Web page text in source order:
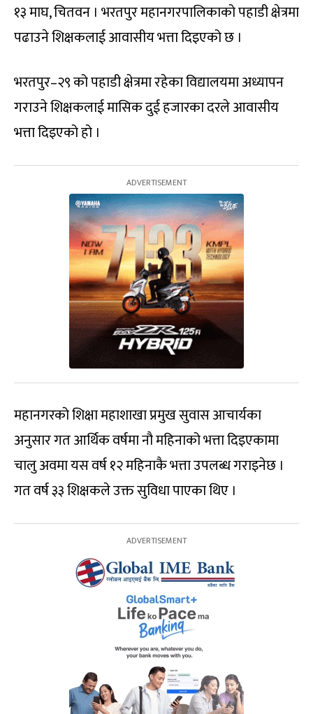
१३ माघ, चितवन । भरतपुर महानगरपालिकाको पहाडी क्षेत्रमा
पढाउने शिक्षकलाई आवासीय भत्ता दिइएको छ ।
भरतपुर–२९ को पहाडी क्षेत्रमा रहेका विद्यालयमा अध्यापन
गराउने शिक्षकलाई मासिक दुई हजारका दरले आवासीय
भत्ता दिइएको हो ।
महानगरको शिक्षा महाशाखा प्रमुख सुवास आचार्यका
अनुसार गत आर्थिक वर्षमा नौ महिनाको भत्ता दिइएकामा
चालु अवमा यस वर्ष १२ महिनाकै भत्ता उपलब्ध गराइनेछ ।
गत वर्ष ३३ शिक्षकले उक्त सुविधा पाएका थिए ।